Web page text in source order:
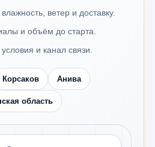
ветер и доставку.
и объём до старта.
и канал связи.
Корсаков Анива
область